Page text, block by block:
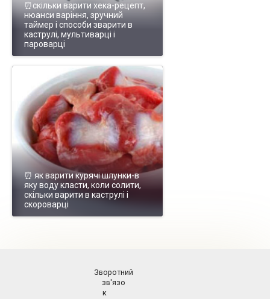
⏰скільки варити хека-рецепт,
нюанси варіння, зручний
таймер і способи зварити в
каструлі, мультиварці і
пароварці
⏰ як варити курячі шлунки-в
яку воду класти, коли солити,
скільки варити в каструлі і
скороварці
Зворотний
зв'язо
к